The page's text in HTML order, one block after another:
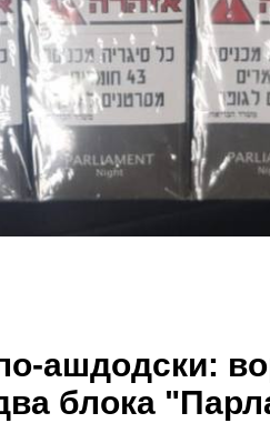
ашдодски:
блока